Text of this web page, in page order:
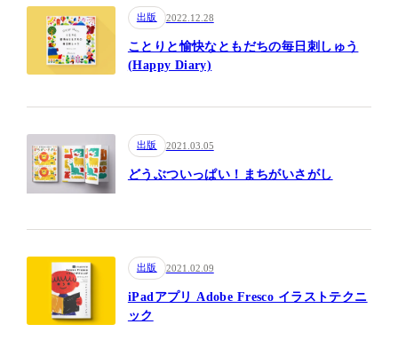
ことりと愉快なともだちの毎日刺しゅう
(Happy Diary)
出版 2022.12.28
どうぶついっぱい！まちがいさがし
出版 2021.03.05
iPadアプリ Adobe Fresco イラストテクニ
ック
出版 2021.02.09